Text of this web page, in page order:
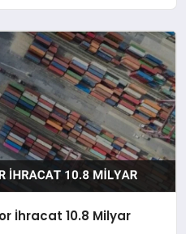
İhracat 10.8 Milyar